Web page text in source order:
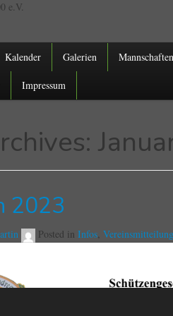
e.V.
Kalender Galerien
Impressum
2023
Posted in Infos,